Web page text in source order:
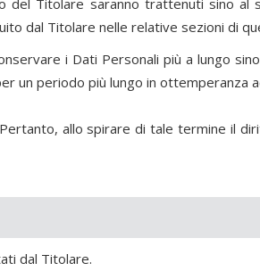
del Titolare saranno trattenuti sino al
dal Titolare nelle relative sezioni di
i Dati Personali più a lungo
periodo più lungo in ottemperanza
allo spirare di tale termine il
dal Titolare.